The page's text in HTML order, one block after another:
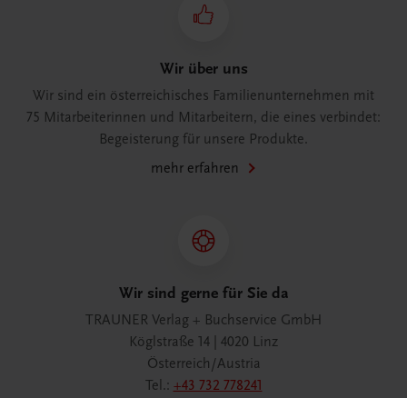
Wir über uns
Wir sind ein österreichisches Familienunternehmen mit
75 Mitarbeiterinnen und Mitarbeitern, die eines verbindet:
Begeisterung für unsere Produkte.
mehr erfahren
Wir sind gerne für Sie da
TRAUNER Verlag + Buchservice GmbH
Köglstraße 14 | 4020 Linz
Österreich/Austria
Tel.: +43 732 778241